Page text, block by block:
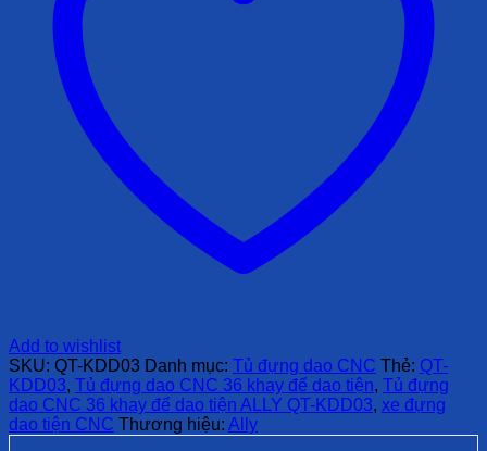
Add to wishlist
SKU: QT-KDD03 Danh mục: Tủ đựng dao CNC Thẻ: QT-
KDD03, Tủ đựng dao CNC 36 khay để dao tiện, Tủ đựng
dao CNC 36 khay để dao tiện ALLY QT-KDD03, xe đựng
dao tiện CNC Thương hiệu: Ally